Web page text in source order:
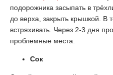
подорожника засыпать в
до верха, закрыть крышкой. В
встряхивать. Через 2-3 дня
проблемные места.
Сок